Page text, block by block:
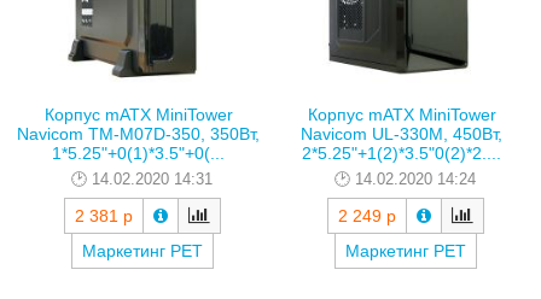
Корпус mATX MiniTower
Navicom TM-M07D-350, 350Вт,
1*5.25"+0(1)*3.5"+0(...
14.02.2020 14:31
2 381 р
Маркетинг РЕТ
Корпус mATX MiniTower
Navicom UL-330M, 450Вт,
2*5.25"+1(2)*3.5"0(2)*2....
14.02.2020 14:24
2 249 р
Маркетинг РЕТ